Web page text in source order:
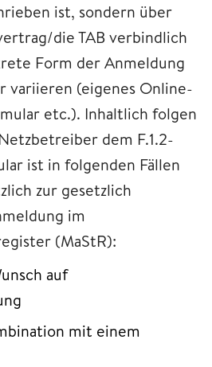
ist, sondern über
die TAB verbindlich
Form der Anmeldung
variieren (eigenes Online-
etc.). Inhaltlich folgen
dem F.1.2-
ist in folgenden Fällen
zur gesetzlich
im
(MaStR):
auf
mit einem